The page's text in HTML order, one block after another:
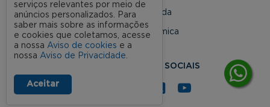
Rede Conveniada
Ouvidoria Acadêmica
SIGA NOSSAS REDES SOCIAIS
serviços relevantes por meio de
anúncios personalizados. Para
saber mais sobre as informações
e cookies que coletamos, acesse
a nossa Aviso de cookies e a
nossa Aviso de Privacidade.
Aceitar